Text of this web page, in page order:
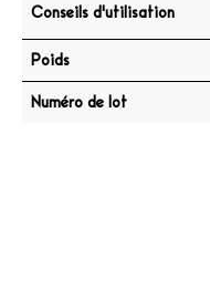
Conseils d'utilisation
Poids
Numéro de lot